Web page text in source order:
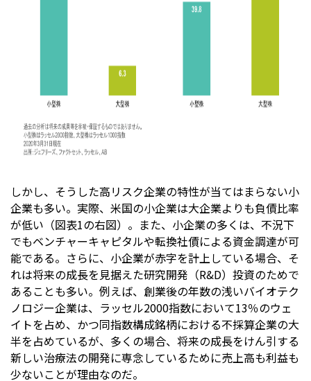
しかし、そうした高リスク企業の特性が当てはまらない小
企業も多い。実際、米国の小企業は大企業よりも負債比率
が低い（図表1の右図）。また、小企業の多くは、不況下
でもベンチャーキャピタルや転換社債による資金調達が可
能である。さらに、小企業が赤字を計上している場合、そ
れは将来の成長を見据えた研究開発（R&D）投資のためで
あることも多い。例えば、創業後の年数の浅いバイオテク
ノロジー企業は、ラッセル2000指数において13％のウェ
イトを占め、かつ同指数構成銘柄における不採算企業の大
半を占めているが、多くの場合、将来の成長をけん引する
新しい治療法の開発に専念しているために売上高も利益も
少ないことが理由なのだ。